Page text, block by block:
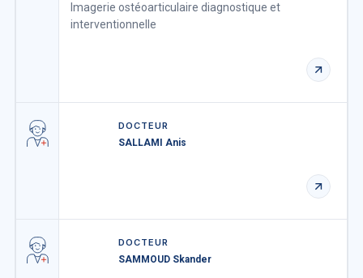
Imagerie ostéo­articulaire diagnostique et
interventionnelle
DOCTEUR
SALLAMI Anis
DOCTEUR
SAMMOUD Skander